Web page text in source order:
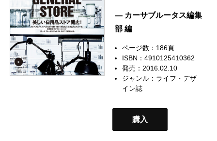
— カーサブルータス編集
部 編
ページ数：186頁
ISBN：4910125410362
発売：2016.02.10
ジャンル： ライフ・デザ
イン誌
購入